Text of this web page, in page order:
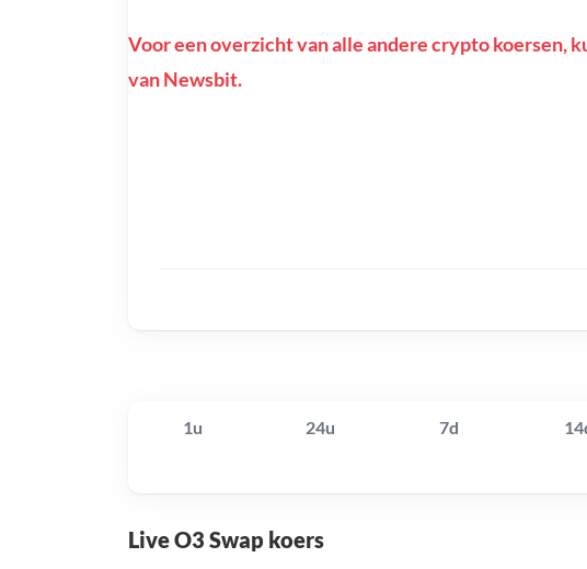
Voor een overzicht van alle andere crypto koersen,
van Newsbit.
1u 24u 7d
Live O3 Swap koers